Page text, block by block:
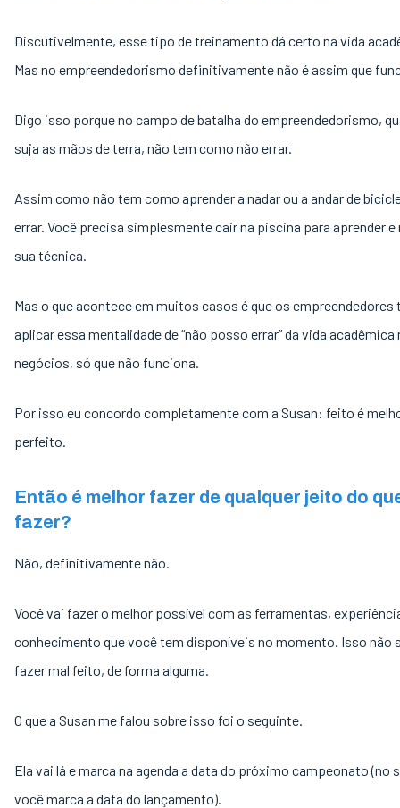
Discutivelmente, esse tipo de treinamento dá certo na vida
Mas no empreendedorismo definitivamente não é assim que
Digo isso porque no campo de batalha do empreendedorismo,
suja as mãos de terra, não tem como não errar.
Assim como não tem como aprender a nadar ou a andar de
errar. Você precisa simplesmente cair na piscina para aprender e
sua técnica.
Mas o que acontece em muitos casos é que os empreendedores
aplicar essa mentalidade de “não posso errar” da vida acadêmica
negócios, só que não funciona.
Por isso eu concordo completamente com a Susan: feito é
perfeito.
Então é melhor fazer de qualquer jeito do
fazer?
Não, definitivamente não.
Você vai fazer o melhor possível com as ferramentas,
conhecimento que você tem disponíveis no momento. Isso não
fazer mal feito, de forma alguma.
O que a Susan me falou sobre isso foi o seguinte.
Ela vai lá e marca na agenda a data do próximo campeonato (no
você marca a data do lançamento).